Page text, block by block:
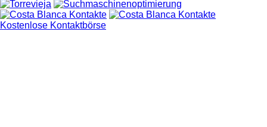
Kostenlose Kontaktbörse